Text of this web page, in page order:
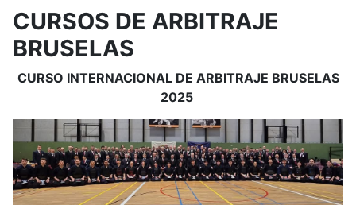
CURSOS DE ARBITRAJE
BRUSELAS
CURSO INTERNACIONAL DE ARBITRAJE BRUSELAS
2025